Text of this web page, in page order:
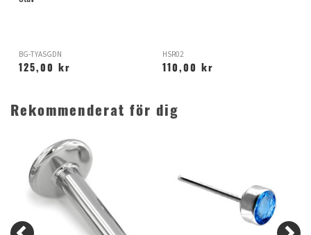
BG-TYASGDN
125,00 kr
HSR02
110,00 kr
Rekommenderat för dig